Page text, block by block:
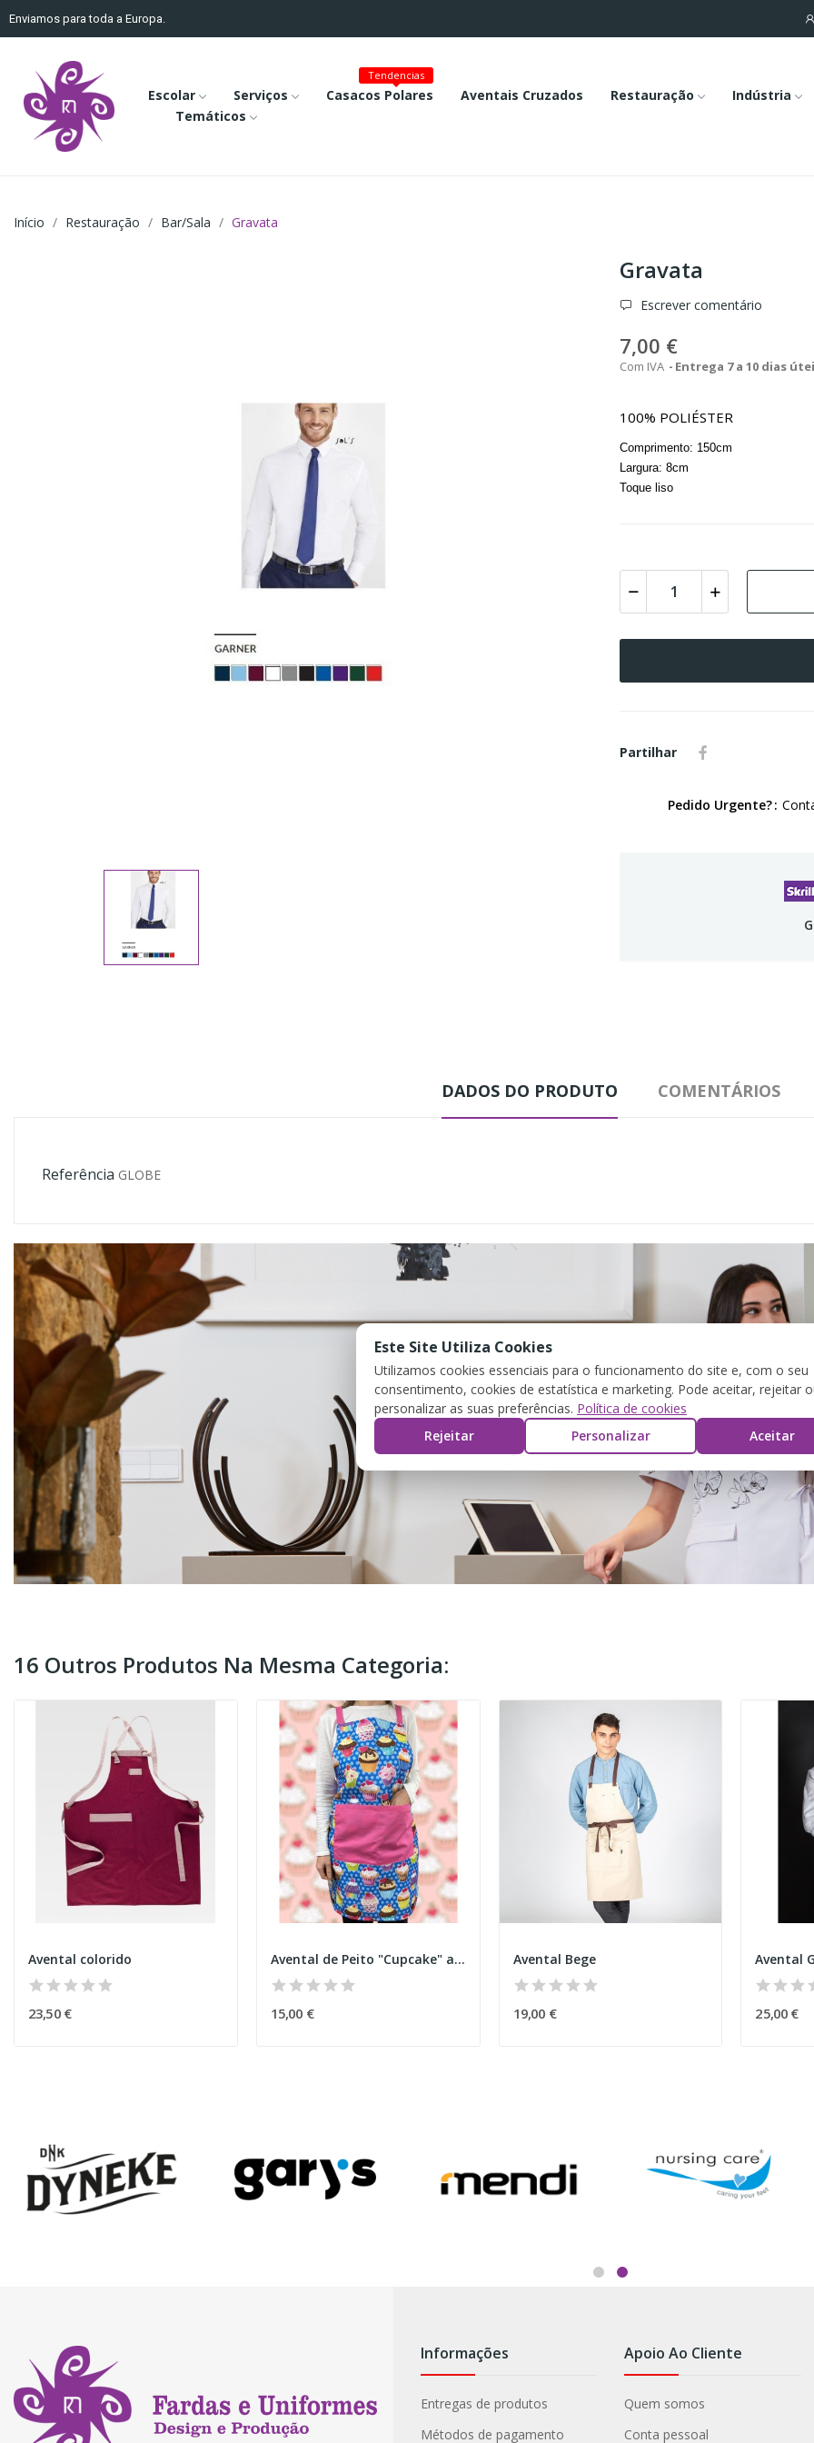
Enviamos para toda a Europa.
Escolar Serviços Casacos Polares
Tendencias
Aventais Cruzados Restauração
Indústria
Temáticos
Início Restauração Bar/Sala Gravata
Gravata
Escrever comentário
7,00 €
Com IVA Entrega 7 a 10 dias
100% POLIÉSTER
Comprimento: 150cm
Largura: 8cm
Toque liso
Partilhar
Pedido Urgente?
DADOS DO PRODUTO COMENTÁRIOS
Referência GLOBE
16 Outros Produtos Na Mesma Categoria:
Avental colorido
23,50 €
Avental de Peito "Cupcake" azul
15,00 €
Avental Bege
19,00 €
Avental
25,00 €
Informações
Entregas de produtos
Métodos de pagamento
Apoio Ao Cliente
Quem somos
Conta pessoal
Este Site Utiliza Cookies
Utilizamos cookies essenciais para o funcionamento do site e, com o seu
consentimento, cookies de estatística e marketing. Pode aceitar, rejeitar
personalizar as suas preferências. Política de cookies
Rejeitar
Personalizar Aceitar